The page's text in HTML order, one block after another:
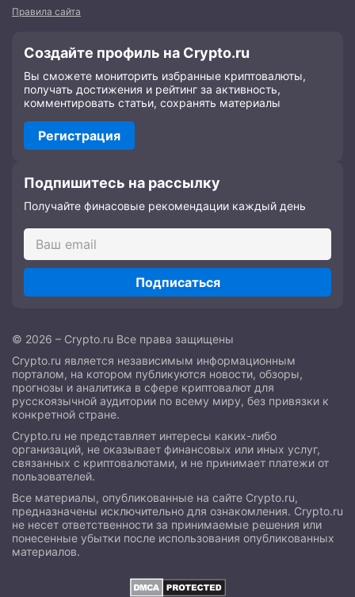
Правила сайта
Создайте профиль на Crypto.ru
Вы сможете мониторить избранные криптовалюты,
получать достижения и рейтинг за активность,
комментировать статьи, сохранять материалы
Регистрация
Подпишитесь на рассылку
Получайте финасовые рекомендации каждый день
Подписаться
© 2026 – Crypto.ru Все права защищены
Crypto.ru является независимым информационным
порталом, на котором публикуются новости, обзоры,
прогнозы и аналитика в сфере криптовалют для
русскоязычной аудитории по всему миру, без привязки к
конкретной стране.
Crypto.ru не представляет интересы каких-либо
организаций, не оказывает финансовых или иных услуг,
связанных с криптовалютами, и не принимает платежи от
пользователей.
Все материалы, опубликованные на сайте Crypto.ru,
предназначены исключительно для ознакомления. Crypto.ru
не несет ответственности за принимаемые решения или
понесенные убытки после использования опубликованных
материалов.